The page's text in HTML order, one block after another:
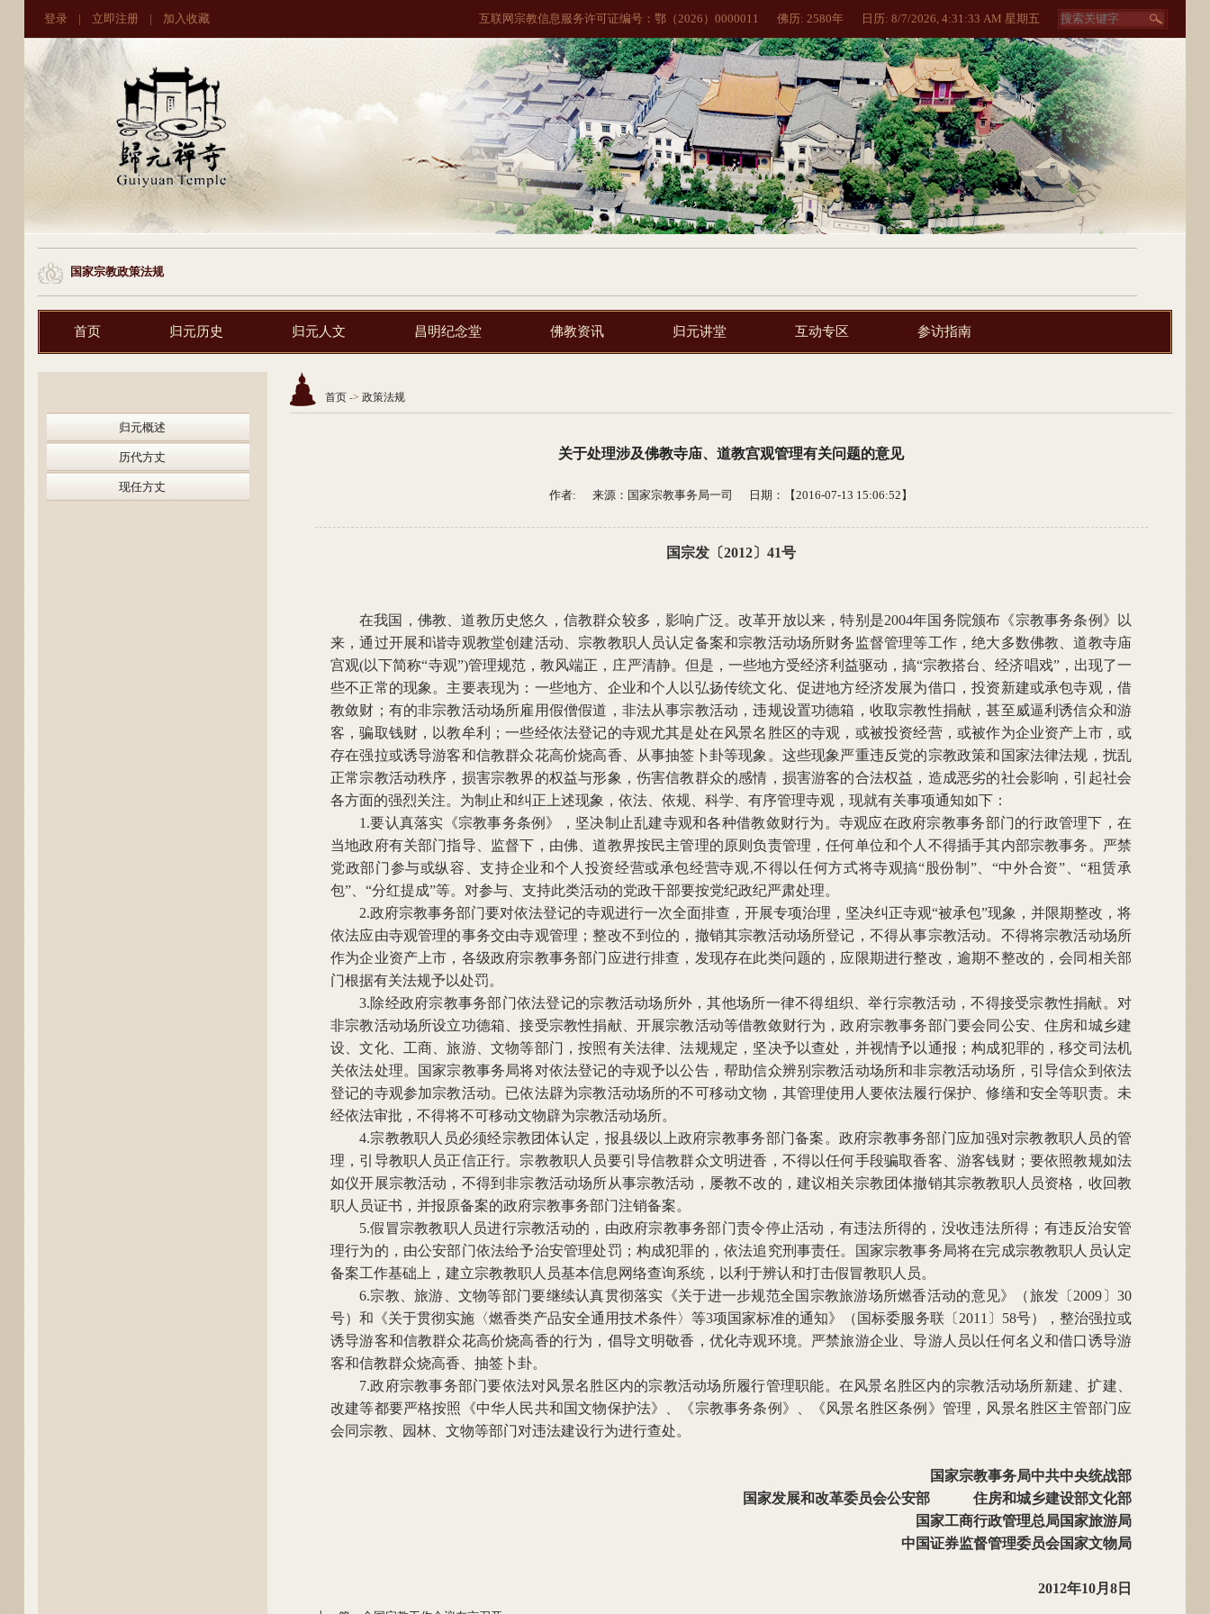
登录 | 立即注册 | 加入收藏 互联网宗教信息服务许可证编号：鄂（2026）0000011 佛历: 2580年 日历: 8/7/2026, 4:31:33 AM 星期五
国家宗教政策法规
首页 归元历史 归元人文 昌明纪念堂 佛教资讯 归元讲堂 互动专区 参访指南
归元概述
历代方丈
现任方丈
首页 -> 政策法规
关于处理涉及佛教寺庙、道教宫观管理有关问题的意见
作者: 来源： 国家宗教事务局一司 日期：【2016-07-13 15:06:52】
国宗发〔2012〕41号
在我国，佛教、道教历史悠久，信教群众较多，影响广泛。改革开放以来，特别是2004年国务院颁布《宗教事务条例》以
来，通过开展和谐寺观教堂创建活动、宗教教职人员认定备案和宗教活动场所财务监督管理等工作，绝大多数佛教、道教寺庙
宫观(以下简称“寺观”)管理规范，教风端正，庄严清静。但是，一些地方受经济利益驱动，搞“宗教搭台、经济唱戏”，出现了一
些不正常的现象。主要表现为：一些地方、企业和个人以弘扬传统文化、促进地方经济发展为借口，投资新建或承包寺观，借
教敛财；有的非宗教活动场所雇用假僧假道，非法从事宗教活动，违规设置功德箱，收取宗教性捐献，甚至威逼利诱信众和游
客，骗取钱财，以教牟利；一些经依法登记的寺观尤其是处在风景名胜区的寺观，或被投资经营，或被作为企业资产上市，或
存在强拉或诱导游客和信教群众花高价烧高香、从事抽签卜卦等现象。这些现象严重违反党的宗教政策和国家法律法规，扰乱
正常宗教活动秩序，损害宗教界的权益与形象，伤害信教群众的感情，损害游客的合法权益，造成恶劣的社会影响，引起社会
各方面的强烈关注。为制止和纠正上述现象，依法、依规、科学、有序管理寺观，现就有关事项通知如下：
1.要认真落实《宗教事务条例》，坚决制止乱建寺观和各种借教敛财行为。寺观应在政府宗教事务部门的行政管理下，在
当地政府有关部门指导、监督下，由佛、道教界按民主管理的原则负责管理，任何单位和个人不得插手其内部宗教事务。严禁
党政部门参与或纵容、支持企业和个人投资经营或承包经营寺观,不得以任何方式将寺观搞“股份制”、“中外合资”、“租赁承
包”、“分红提成”等。对参与、支持此类活动的党政干部要按党纪政纪严肃处理。
2.政府宗教事务部门要对依法登记的寺观进行一次全面排查，开展专项治理，坚决纠正寺观“被承包”现象，并限期整改，将
依法应由寺观管理的事务交由寺观管理；整改不到位的，撤销其宗教活动场所登记，不得从事宗教活动。不得将宗教活动场所
作为企业资产上市，各级政府宗教事务部门应进行排查，发现存在此类问题的，应限期进行整改，逾期不整改的，会同相关部
门根据有关法规予以处罚。
3.除经政府宗教事务部门依法登记的宗教活动场所外，其他场所一律不得组织、举行宗教活动，不得接受宗教性捐献。对
非宗教活动场所设立功德箱、接受宗教性捐献、开展宗教活动等借教敛财行为，政府宗教事务部门要会同公安、住房和城乡建
设、文化、工商、旅游、文物等部门，按照有关法律、法规规定，坚决予以查处，并视情予以通报；构成犯罪的，移交司法机
关依法处理。国家宗教事务局将对依法登记的寺观予以公告，帮助信众辨别宗教活动场所和非宗教活动场所，引导信众到依法
登记的寺观参加宗教活动。已依法辟为宗教活动场所的不可移动文物，其管理使用人要依法履行保护、修缮和安全等职责。未
经依法审批，不得将不可移动文物辟为宗教活动场所。
4.宗教教职人员必须经宗教团体认定，报县级以上政府宗教事务部门备案。政府宗教事务部门应加强对宗教教职人员的管
理，引导教职人员正信正行。宗教教职人员要引导信教群众文明进香，不得以任何手段骗取香客、游客钱财；要依照教规如法
如仪开展宗教活动，不得到非宗教活动场所从事宗教活动，屡教不改的，建议相关宗教团体撤销其宗教教职人员资格，收回教
职人员证书，并报原备案的政府宗教事务部门注销备案。
5.假冒宗教教职人员进行宗教活动的，由政府宗教事务部门责令停止活动，有违法所得的，没收违法所得；有违反治安管
理行为的，由公安部门依法给予治安管理处罚；构成犯罪的，依法追究刑事责任。国家宗教事务局将在完成宗教教职人员认定
备案工作基础上，建立宗教教职人员基本信息网络查询系统，以利于辨认和打击假冒教职人员。
6.宗教、旅游、文物等部门要继续认真贯彻落实《关于进一步规范全国宗教旅游场所燃香活动的意见》（旅发〔2009〕30
号）和《关于贯彻实施〈燃香类产品安全通用技术条件〉等3项国家标准的通知》（国标委服务联〔2011〕58号），整治强拉或
诱导游客和信教群众花高价烧高香的行为，倡导文明敬香，优化寺观环境。严禁旅游企业、导游人员以任何名义和借口诱导游
客和信教群众烧高香、抽签卜卦。
7.政府宗教事务部门要依法对风景名胜区内的宗教活动场所履行管理职能。在风景名胜区内的宗教活动场所新建、扩建、
改建等都要严格按照《中华人民共和国文物保护法》、《宗教事务条例》、《风景名胜区条例》管理，风景名胜区主管部门应
会同宗教、园林、文物等部门对违法建设行为进行查处。
国家宗教事务局中共中央统战部
国家发展和改革委员会公安部 住房和城乡建设部文化部
国家工商行政管理总局国家旅游局
中国证券监督管理委员会国家文物局
2012年10月8日